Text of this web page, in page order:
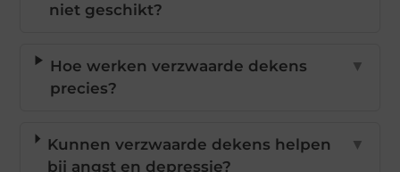
niet geschikt?
Hoe werken verzwaarde dekens
precies?
▼
Kunnen verzwaarde dekens helpen
bij angst en depressie?
▼